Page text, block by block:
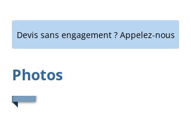
Devis sans engagement ? Appelez-nous
Photos